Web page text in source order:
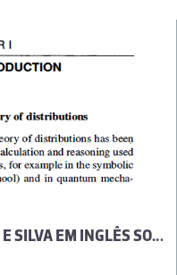
TEXTOS DE JOSÉ SEBASTIÃO E SILVA EM INGLÊS SOBRE A TEORIA DAS DISTRIBUIÇÕES